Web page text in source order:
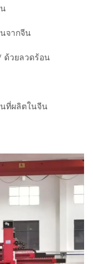
จากจีน
ด้วยลวดร้อน
นที่ผลิตในจีน